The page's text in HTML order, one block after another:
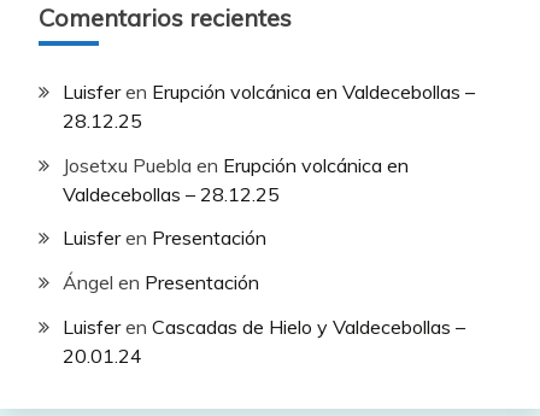
Comentarios recientes
Luisferen Erupción volcánica en Valdecebollas –
28.12.25
Josetxu Puebla en Erupción volcánica en
Valdecebollas – 28.12.25
Luisferen Presentación
Ángel en Presentación
Luisferen Cascadas de Hielo y Valdecebollas –
20.01.24